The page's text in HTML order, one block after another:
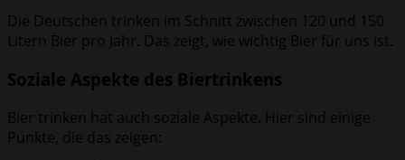
Die Deutschen trinken im Schnitt zwischen 120 und 150
Litern Bier pro Jahr. Das zeigt, wie wichtig Bier für uns ist.
Soziale Aspekte des Biertrinkens
Bier trinken hat auch soziale Aspekte. Hier sind einige
Punkte, die das zeigen: